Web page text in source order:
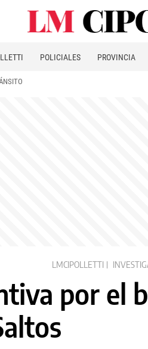
POLICIALES PROVINCIA
LMCIPOLLETTI
por el